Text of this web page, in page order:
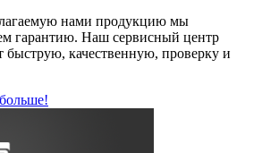
нами продукцию мы
гарантию. Наш сервисный центр
быструю, качественную, проверку и